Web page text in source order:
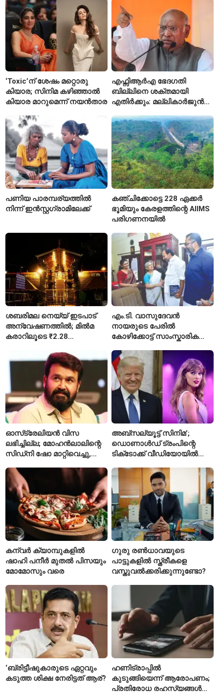
സമ്മർദം
‘Toxic’ന് ശേഷം മറ്റൊരു
കിയാര; സിനിമ കഴിഞ്ഞാൽ
കിയാര മാറുമെന്ന് നയൻതാര
എഫ്സിആർഎ ഭേദഗതി
ബില്ലിനെ ശക്തമായി
എതിർക്കും: മല്ലികാർജുൻ
പണിയ പാരമ്പര്യത്തിൽ
നിന്ന് ഇൻസ്റ്റഗ്രാമിലേക്ക്
കഞ്ചിക്കോട്ടെ 228 ഏക്കർ
ഭൂമിയും കേരളത്തിന്റെ AIIMS
പരിഗണനയിൽ
ശബരിമല നെയ്യ് ഇടപാട്
അന്വേഷണത്തിൽ; മിൽമ
കരാറിലൂടെ ₹2.28
എഫ്ഐആർ
എം.ടി. വാസുദേവൻ
നായരുടെ പേരിൽ
കോഴിക്കോട്ട് സാംസ്കാരിക
പ്രവർത്തനങ്ങൾക്ക് ₹50
കോടി
ഓസ്‌ട്രേലിയൻ വിസ
ലഭിച്ചില്ല; മോഹൻലാലിന്റെ
സിഡ്‌നി ഷോ മാറ്റിവെച്ചു,
ചോദിച്ച് താരം
അബ്സല്യൂട്ട് സിനിമ’;
ഡൊണാൾഡ് ട്രംപിന്റെ
ടിക്‌ടോക്ക് വീഡിയോയിൽ
‘August’ നീക്കം ചെയ്തു
കന്വർ ക്യാമ്പുകളിൽ
ഷാഹി പനീർ മുതൽ പിസയും
മോമോസും വരെ
ഗുരു രൺധാവയുടെ
പാട്ടുകളിൽ സ്ത്രീകളെ
വസ്തുവൽക്കരിക്കുന്നുണ്ടോ?
‘ബ്രിട്ടീഷുകാരുടെ ഏറ്റവും
കടുത്ത ശിക്ഷ നേരിട്ടത് ആര്?
ഹണിട്രാപ്പിൽ
കുടുങ്ങിയെന്ന് ആരോപണം;
പ്രതിരോധ രഹസ്യങ്ങൾ